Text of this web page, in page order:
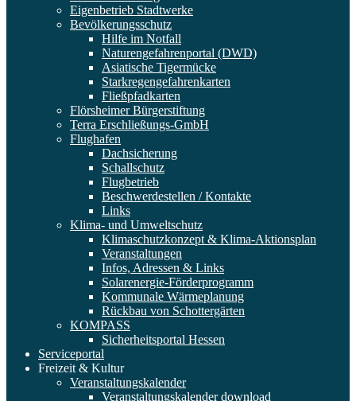
Eigenbetrieb Stadtwerke
Bevölkerungsschutz
Hilfe im Notfall
Naturengefahrenportal (DWD)
Asiatische Tigermücke
Starkregengefahrenkarten
Fließpfadkarten
Flörsheimer Bürgerstiftung
Terra Erschließungs-GmbH
Flughafen
Dachsicherung
Schallschutz
Flugbetrieb
Beschwerdestellen / Kontakte
Links
Klima- und Umweltschutz
Klimaschutzkonzept & Klima-Aktionsplan
Veranstaltungen
Infos, Adressen & Links
Solarenergie-Förderprogramm
Kommunale Wärmeplanung
Rückbau von Schottergärten
KOMPASS
Sicherheitsportal Hessen
Serviceportal
Freizeit & Kultur
Veranstaltungskalender
Veranstaltungskalender download